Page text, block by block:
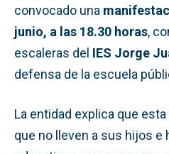
convocado una
junio, a las 18.30 horas,
escaleras del IES Jorge
defensa de la escuela
La entidad explica que
que no lleven a sus hijos e